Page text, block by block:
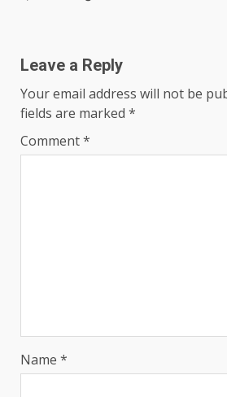
Leave a Reply
Your email address will not be
fields are marked *
Comment*
Name *